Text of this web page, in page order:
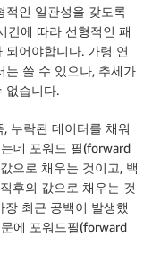
적인 일관성을 갖도록
간에 따라 선형적인 패
어야합니다. 가령 연
는 쓸 수 있으나, 추세가
없습니다.
누락된 데이터를 채워
데 포워드 필(forward
으로 채우는 것이고, 백
후의 값으로 채우는 것
최근 공백이 발생했
에 포워드필(forward